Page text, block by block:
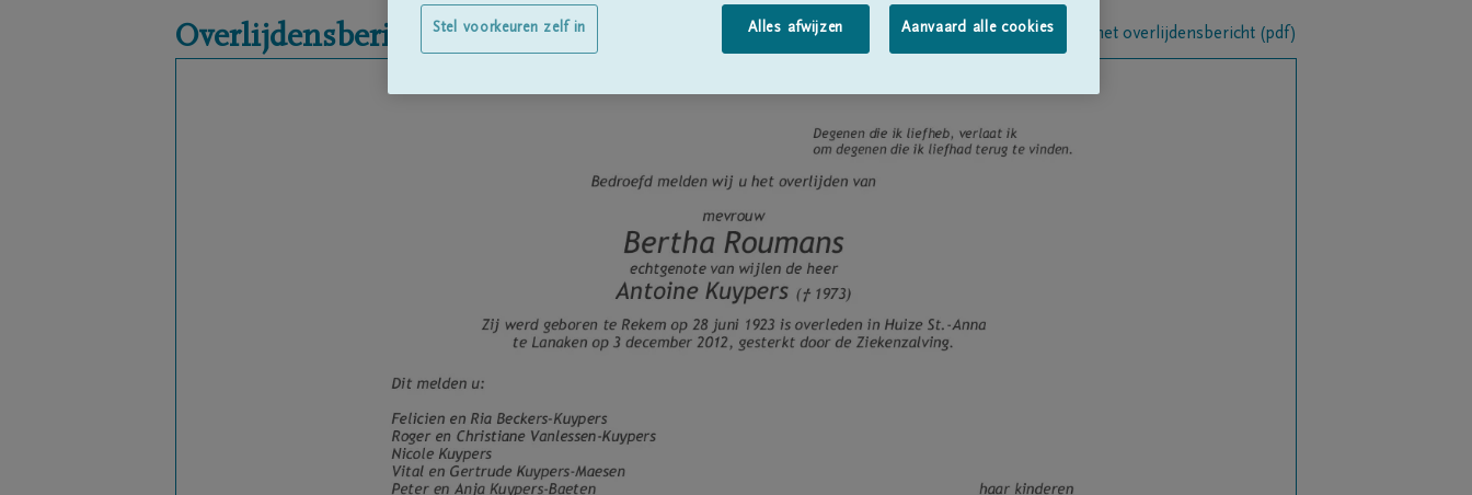
Overlijdensbericht Download het overlijdensbericht (pdf)
Alles afwijzen Aanvaard alle cookies
Stel voorkeuren zelf in